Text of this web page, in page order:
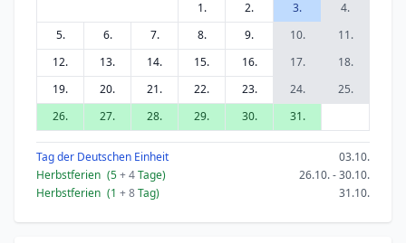
1.
2. 3.
4.
5.
6. 7. 8. 9. 10.
11.
12.
13. 14. 15. 16. 17.
18.
19.
20. 21. 22. 23. 24.
25.
26.
27. 28. 29. 30. 31.
Tag der Deutschen Einheit
03.10.
Herbstferien (5+ 4Tage)
26.10. - 30.10.
Herbstferien (1 + 8Tag) 31.10.